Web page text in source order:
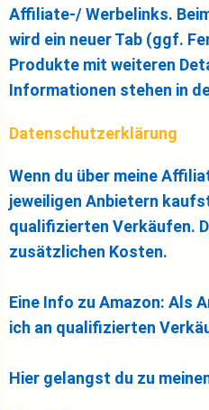
Affiliate-/ Werbelinks.
wird ein neuer Tab (ggf.
Produkte mit weiteren
Informationen stehen in
Datenschutzerklärung
Wenn du über meine
jeweiligen Anbietern
qualifizierten Verkäufen.
zusätzlichen Kosten.
Eine Info zu Amazon: Als
ich an qualifizierten
Hier gelangst du zu